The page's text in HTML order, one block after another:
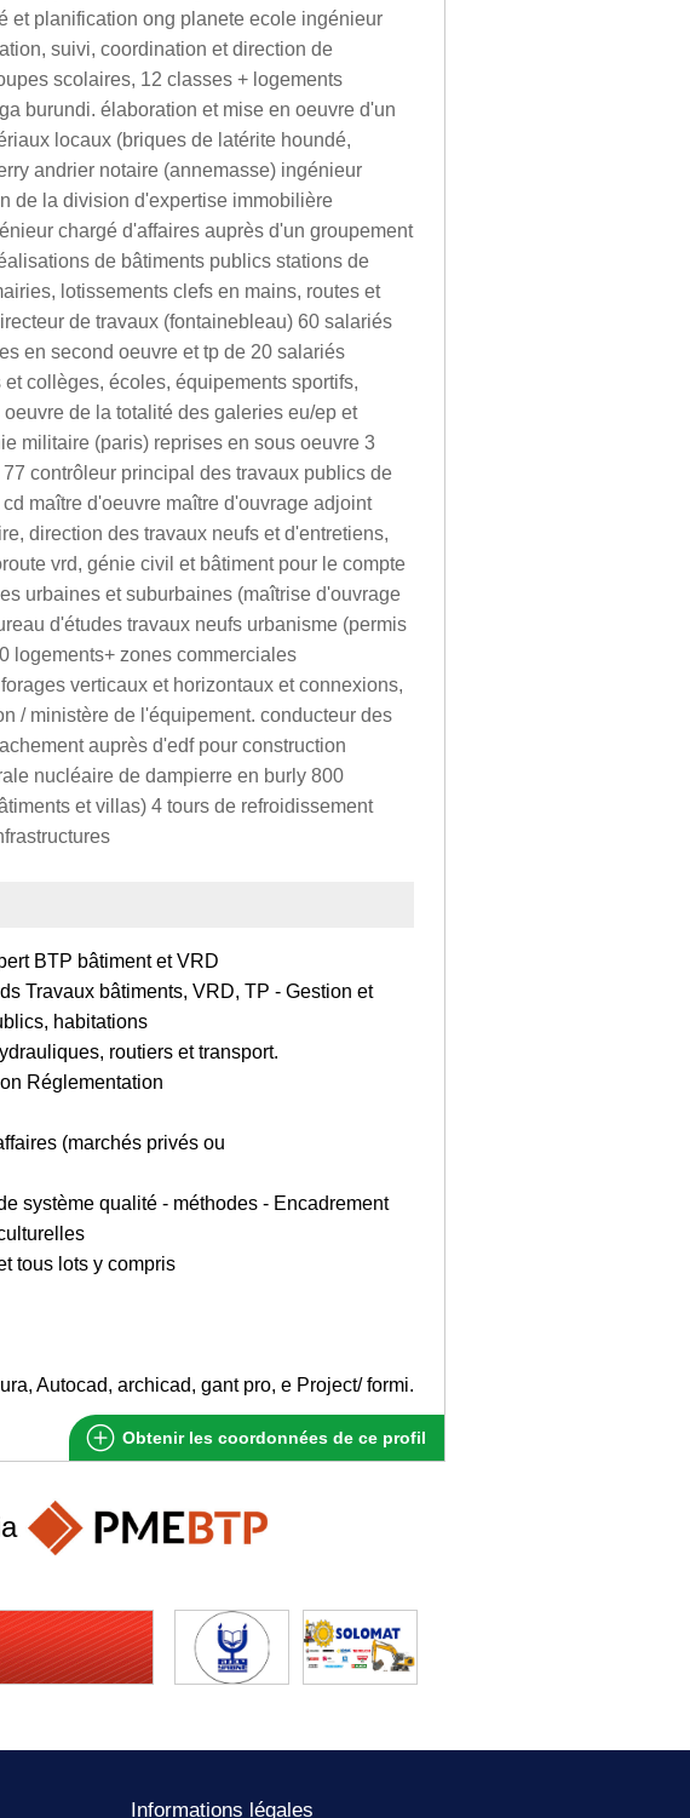
et planification ong planete ecole ingénieur
suivi, coordination et direction de
scolaires, 12 classes + logements
burundi. élaboration et mise en oeuvre d'un
locaux (briques de latérite houndé,
andrier notaire (annemasse) ingénieur
de la division d'expertise immobilière
chargé d'affaires auprès d'un groupement
de bâtiments publics stations de
lotissements clefs en mains, routes et
de travaux (fontainebleau) 60 salariés
en second oeuvre et tp de 20 salariés
collèges, écoles, équipements sportifs,
de la totalité des galeries eu/ep et
militaire (paris) reprises en sous oeuvre 3
contrôleur principal des travaux publics de
maître d'oeuvre maître d'ouvrage adjoint
direction des travaux neufs et d'entretiens,
vrd, génie civil et bâtiment pour le compte
urbaines et suburbaines (maîtrise d'ouvrage
d'études travaux neufs urbanisme (permis
logements+ zones commerciales
verticaux et horizontaux et connexions,
/ ministère de l'équipement. conducteur des
auprès d'edf pour construction
nucléaire de dampierre en burly 800
et villas) 4 tours de refroidissement
BTP bâtiment et VRD
Travaux bâtiments, VRD, TP - Gestion et
habitations
routiers et transport.
Réglementation
(marchés privés ou
système qualité - méthodes - Encadrement
tous lots y compris
Autocad, archicad, gant pro, e Project/ formi.
Obtenir les coordonnées de ce profil
Informations légales